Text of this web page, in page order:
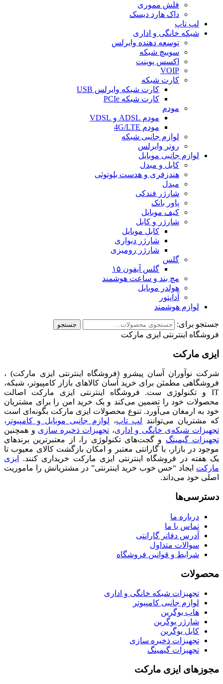
فلش مموری
داک هارد دیسک
لپ تاپ
شبکه خانگی و اداری
توسعه دهنده وایرلس
سوییچ شبکه
اکسس پوینت
VOIP
کارت شبکه
کارت شبکه وایرلس USB
کارت شبکه PCIe
مودم
مودم ADSL و VDSL
مودم 4G/LTE
لوازم جانبی شبکه
روتر وایرلس
لوازم جانبی موبایل
کابل و مبدل
هندزفری و هدست بلوتوثی
مبدل
شارژر فندکی
پاور بانک
کیف موبایل
شارژر و کابل
کابل موبایل
شارژر دیواری
شارژر رومیزی
گلس
گلس آیفون ۱۵
مچ بند و ساعت هوشمند
هولدر موبایل
آداپتور
لوازم هوشمند
جستجو برای: جستجو
فروشگاه اینترنتی ایزی مارکت
ایزی مارکت
شرکت نوآوران آسان پیشرو (فروشگاه اینترنتی ایزی مارکت) ،
فروشگاهی مطمئن برای خرید آسان کالاهای بازار کامپیوتر، شبکه،
IT و تکنولوژی ست. فروشگاه اینترنتی ایزی مارکت اصالت
محصولات خود را تضمین می‌کند و یک خرید امن را برای مشتریان
خود به ارمغان می‌آورد. تنوع محصولات ایزی مارکت بگونه‌ای است
که مشتریان می‌توانند لپ تاپ، لوازم جانبی موبایل و کامپیوتر ،
تجهیزات شبکه‌ی خانگی و اداری، تجهیزات ذخیره سازی و همچنین
تجهیزات گیمینگ و گجت‌های تکنولوژی را، از معتبرترین برندهای
موجود در بازار، با گارانتی معتبر و امکان بازگشت کالای معیوب تا
یک هفته در فروشگاه اینترنتی ایزی مارکت خریداری کنند.
ایزی
مارکت ایجاد “حس خوب خرید اینترنتی” در مشتریانش را ماموریت
اصلی خود می‌داند.
دسترسی‌ها
درباره ما
تماس با ما
آدرس دفاتر گارانتی
سوالات متداول
شرایط و قوانین فروشگاه
محصولات
تجهیزات شبکه خانگی و اداری
لوازم جانبی کامپیوتر
هاب یوگرین
شارژر یوگرین
کابل یوگرین
تجهیزات ذخیره سازی
تجهیزات گیمینگ
مجوزهای ایزی مارکت